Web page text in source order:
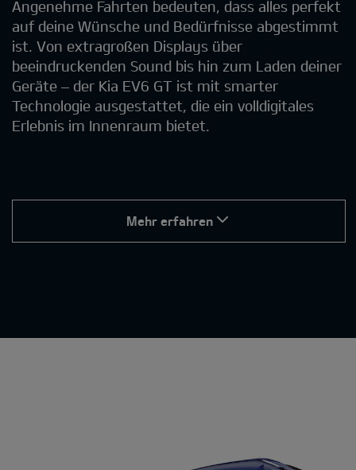
Angenehme Fahrten bedeuten, dass alles perfekt
auf deine Wünsche und Bedürfnisse abgestimmt
ist. Von extragroßen Displays über
beeindruckenden Sound bis hin zum Laden deiner
Geräte – der Kia EV6 GT ist mit smarter
Technologie ausgestattet, die ein volldigitales
Erlebnis im Innenraum bietet.
Mehr erfahren